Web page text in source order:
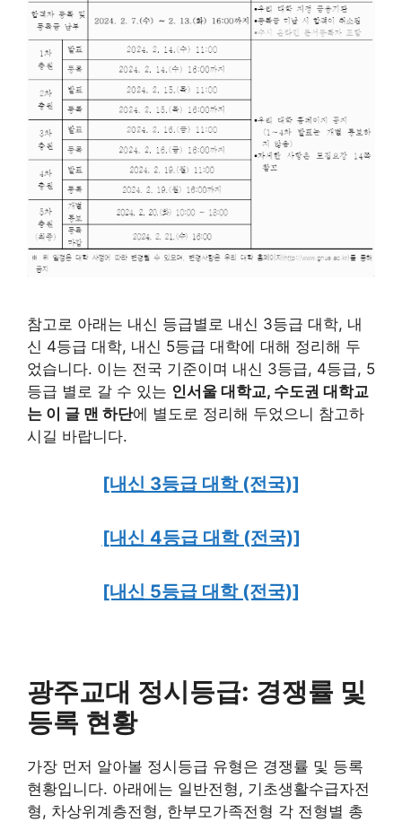
참고로 아래는 내신 등급별로 내신 3등급 대학, 내
신 4등급 대학, 내신 5등급 대학에 대해 정리해 두
었습니다. 이는 전국 기준이며 내신 3등급, 4등급, 5
등급 별로 갈 수 있는 인서울 대학교, 수도권 대학교
는 이 글 맨 하단에 별도로 정리해 두었으니 참고하
시길 바랍니다.
[내신 3등급 대학 (전국)]
[내신 4등급 대학 (전국)]
[내신 5등급 대학 (전국)]
광주교대 정시등급: 경쟁률 및
등록 현황
가장 먼저 알아볼 정시등급 유형은 경쟁률 및 등록
현황입니다. 아래에는 일반전형, 기초생활수급자전
형, 차상위계층전형, 한부모가족전형 각 전형별 총